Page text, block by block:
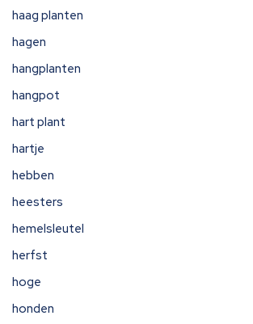
haag planten
hagen
hangplanten
hangpot
hart plant
hartje
hebben
heesters
hemelsleutel
herfst
hoge
honden